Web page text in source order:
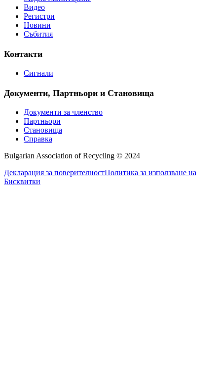
Видео
Регистри
Новини
Събития
Контакти
Сигнали
Документи, Партньори и Становища
Документи за членство
Партньори
Становища
Справка
Bulgarian Association of Recycling © 2024
Декларация за поверителностПолитика за използване на
Бисквитки